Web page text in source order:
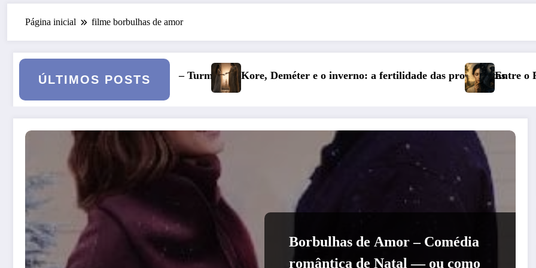
Página inicial filme borbulhas de amor
ÚLTIMOS POSTS
Turma 6 Kore, Deméter e o inverno: a fertilidade das profundezasEntre o Falso e o Não Vivido: trauma,
Borbulhas de Amor – Comédia
romântica de Natal — ou como